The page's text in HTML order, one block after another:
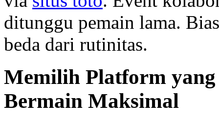
ditunggu pemain lama.
beda dari rutinitas.
Memilih Platform yang
Bermain Maksimal